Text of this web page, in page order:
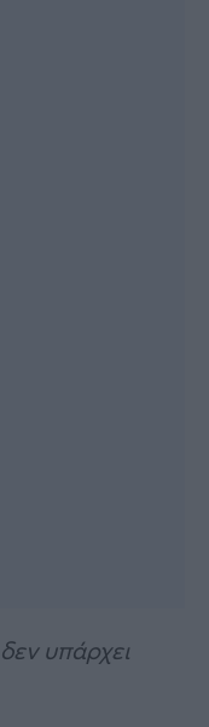
υπάρχει